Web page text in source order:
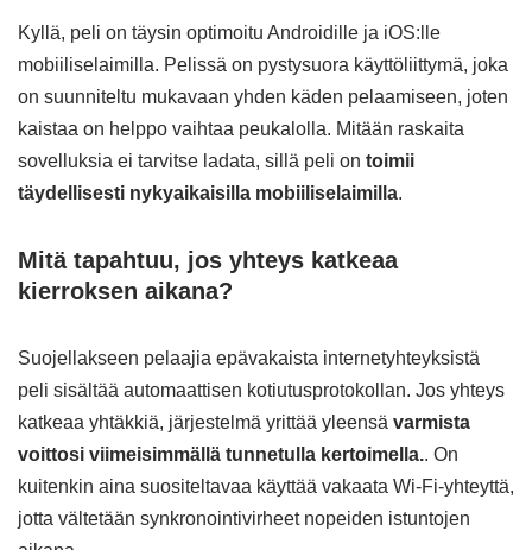
Kyllä, peli on täysin optimoitu Androidille ja iOS:lle
mobiiliselaimilla. Pelissä on pystysuora käyttöliittymä, joka
on suunniteltu mukavaan yhden käden pelaamiseen, joten
kaistaa on helppo vaihtaa peukalolla. Mitään raskaita
sovelluksia ei tarvitse ladata, sillä peli on toimii
täydellisesti nykyaikaisilla mobiiliselaimilla.
Mitä tapahtuu, jos yhteys katkeaa
kierroksen aikana?
Suojellakseen pelaajia epävakaista internetyhteyksistä
peli sisältää automaattisen kotiutusprotokollan. Jos yhteys
katkeaa yhtäkkiä, järjestelmä yrittää yleensä varmista
voittosi viimeisimmällä tunnetulla kertoimella.. On
kuitenkin aina suositeltavaa käyttää vakaata Wi-Fi-yhteyttä,
jotta vältetään synkronointivirheet nopeiden istuntojen